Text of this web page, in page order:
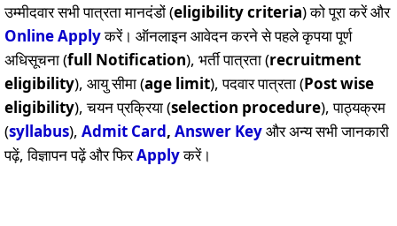
उम्मीदवार सभी पात्रता मानदंडों (eligibility criteria) को पूरा करें और
OnlineApplyकरें। ऑनलाइन आवेदन करने से पहले कृपया पूर्ण
अधिसूचना (full Notification), भर्ती पात्रता (recruitment
eligibility), आयु सीमा (age limit), पदवार पात्रता (Post wise
eligibility), चयन प्रक्रिया (selection procedure), पाठ्यक्रम
(syllabus), Admit Card, Answer Keyऔर अन्य सभी जानकारी
पढ़ें, विज्ञापन पढ़ें और फिरApplyकरें।